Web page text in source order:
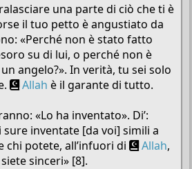
una parte di ciò che ti è
il tuo petto è angustiato da
«Perché non è stato fatto
su di lui, o perché non è
angelo?». In verità, tu sei solo
Allah è il garante di tutto.
«Lo ha inventato». Di’:
inventate [da voi] simili a
chi potete, all’infuori di
Allah,
sinceri» [8].